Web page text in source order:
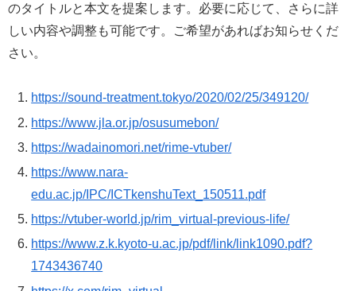
のタイトルと本文を提案します。必要に応じて、さらに詳
しい内容や調整も可能です。ご希望があればお知らせくだ
さい。
https://sound-treatment.tokyo/2020/02/25/349120/
https://www.jla.or.jp/osusumebon/
https://wadainomori.net/rime-vtuber/
https://www.nara-
edu.ac.jp/IPC/ICTkenshuText_150511.pdf
https://vtuber-world.jp/rim_virtual-previous-life/
https://www.z.k.kyoto-u.ac.jp/pdf/link/link1090.pdf?
1743436740